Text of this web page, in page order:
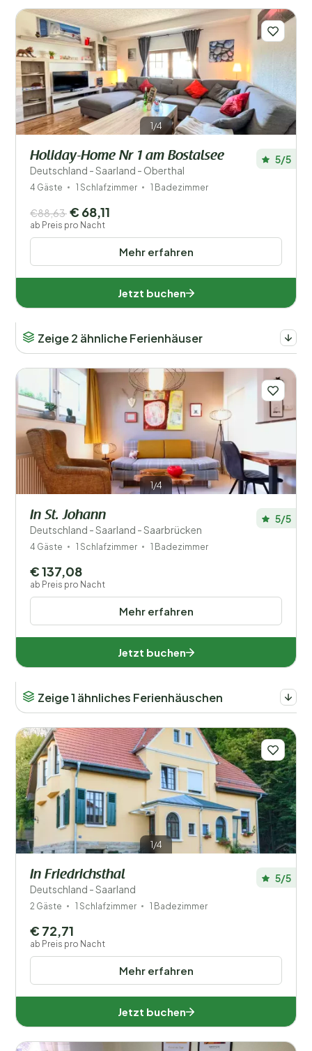
Wann?
Orte
Preis
Lage
Kinder
Typ Ferienhaus
Behinderte
Ausstattung
Filter speichern
1/4
Holiday-Home Nr 1 am Bostalsee
Deutschland - Saarland - Oberthal
5/5
4 Gäste 1 Schlafzimmer 1 Badezimmer
Mehr erfahren
€88,63 € 68,11
ab Preis pro Nacht
Jetzt buchen
Zeige 2 ähnliche Ferienhäuser
1/4
In St. Johann
Deutschland - Saarland - Saarbrücken
5/5
4 Gäste 1 Schlafzimmer 1 Badezimmer
Mehr erfahren
€ 137,08
ab Preis pro Nacht
Jetzt buchen
Zeige 1 ähnliches Ferienhäuschen
1/4
In Friedrichsthal
Deutschland - Saarland
5/5
2 Gäste 1 Schlafzimmer 1 Badezimmer
Mehr erfahren
€ 72,71
ab Preis pro Nacht
Jetzt buchen